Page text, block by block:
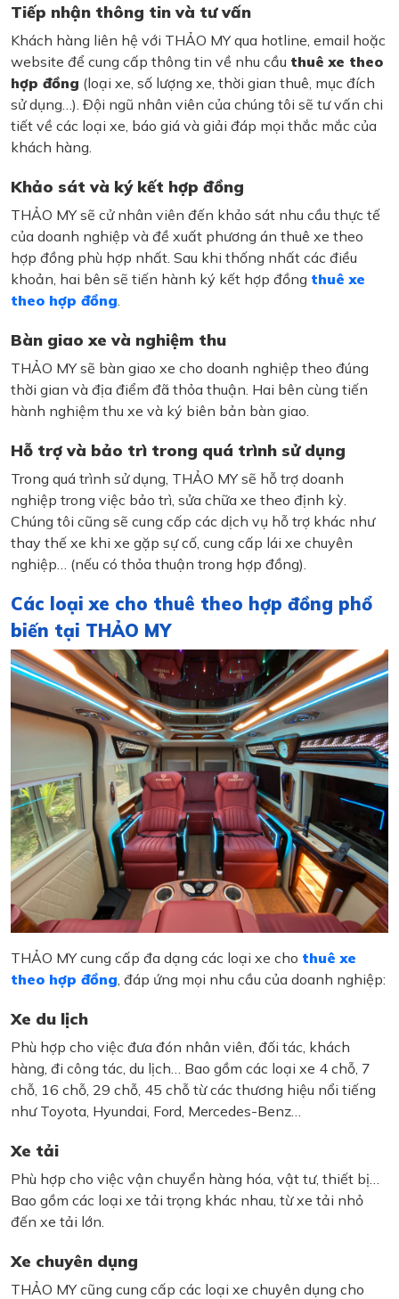
Tiếp nhận thông tin và tư vấn
Khách hàng liên hệ với THẢO MY qua hotline, email hoặc
website để cung cấp thông tin về nhu cầu thuê xe theo
hợp đồng (loại xe, số lượng xe, thời gian thuê, mục đích
sử dụng…). Đội ngũ nhân viên của chúng tôi sẽ tư vấn chi
tiết về các loại xe, báo giá và giải đáp mọi thắc mắc của
khách hàng.
Khảo sát và ký kết hợp đồng
THẢO MY sẽ cử nhân viên đến khảo sát nhu cầu thực tế
của doanh nghiệp và đề xuất phương án thuê xe theo
hợp đồng phù hợp nhất. Sau khi thống nhất các điều
khoản, hai bên sẽ tiến hành ký kết hợp đồng thuê xe
theo hợp đồng
Bàn giao xe và nghiệm thu
THẢO MY sẽ bàn giao xe cho doanh nghiệp theo đúng
thời gian và địa điểm đã thỏa thuận. Hai bên cùng tiến
hành nghiệm thu xe và ký biên bản bàn giao.
Hỗ trợ và bảo trì trong quá trình sử dụng
Trong quá trình sử dụng, THẢO MY sẽ hỗ trợ doanh
nghiệp trong việc bảo trì, sửa chữa xe theo định kỳ.
Chúng tôi cũng sẽ cung cấp các dịch vụ hỗ trợ khác như
thay thế xe khi xe gặp sự cố, cung cấp lái xe chuyên
nghiệp… (nếu có thỏa thuận trong hợp đồng).
Các loại xe cho thuê theo hợp đồng phổ
biến tại THẢO MY
THẢO MY cung cấp đa dạng các loại xe cho thuê xe
theo hợp đồng , đáp ứng mọi nhu cầu của doanh nghiệp:
Xe du lịch
Phù hợp cho việc đưa đón nhân viên, đối tác, khách
hàng, đi công tác, du lịch… Bao gồm các loại xe 4 chỗ, 7
chỗ, 16 chỗ, 29 chỗ, 45 chỗ từ các thương hiệu nổi tiếng
như Toyota, Hyundai, Ford, Mercedes-Benz…
Xe tải
Phù hợp cho việc vận chuyển hàng hóa, vật tư, thiết bị…
Bao gồm các loại xe tải trọng khác nhau, từ xe tải nhỏ
đến xe tải lớn.
Xe chuyên dụng
THẢO MY cũng cung cấp các loại xe chuyên dụng cho